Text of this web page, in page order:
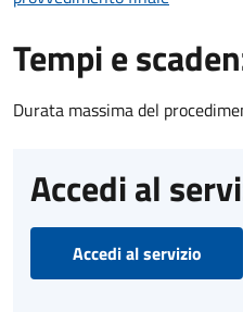
Tempi e
Durata massima del
Accedi al
Accedi al servizio